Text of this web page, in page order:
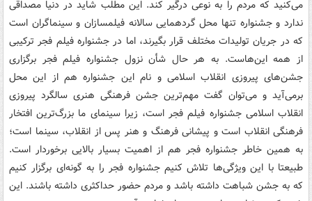
می‌کنید که مردم را به نوعی درگیر کند. این مطلب شاید در دنیا مصداقی
ندارد و جشنواره تنها محل گردهمایی سالانه فیلمسازان و سینماگران است
که در جریان تولیدات مختلف قرار بگیرند، اما در جشنواره فیلم فجر ترکیبی
از همه این‌هاست. به هر حال شأن نزول جشنواره فیلم فجر برگزاری
جشن‌های پیروزی انقلاب اسلامی و نام این جشنواره هم از این محل
برمی‌آید و می‌توان گفت مهم‌ترین جشن فرهنگی هنری سالگرد پیروزی
انقلاب اسلامی جشنواره فیلم فجر است، زیرا سینمای ما بزرگ‌ترین افتخار
فرهنگی انقلاب است و پیشانی فرهنگ و هنر پس از انقلاب، سینما است؛
به همین خاطر جشنواره فجر هم از اهمیت بسیار بالایی برخوردار است.
طبیعتا با این ویژگی‌ها تلاش کنیم جشنواره فجر را به گونه‌ای برگزار کنیم
که به جشن شباهت داشته باشد و مردم حضور حداکثری داشته باشند. این